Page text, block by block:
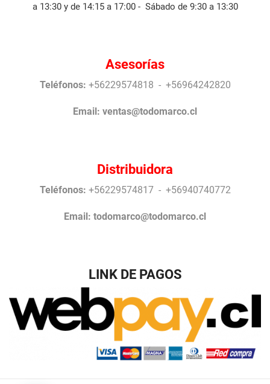
a 13:30 y de 14:15 a 17:00 - Sábado de 9:30 a 13:30
Asesorías
Teléfonos: +56229574818 - +56964242820
Email: ventas@todomarco.cl
Distribuidora
Teléfonos: +56229574817 - +56940740772
Email: todomarco@todomarco.cl
LINK DE PAGOS